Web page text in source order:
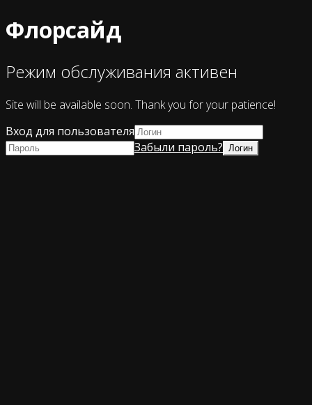
Флорсайд
Режим обслуживания активен
Site will be available soon. Thank you for your patience!
Вход для пользователя
Забыли пароль?